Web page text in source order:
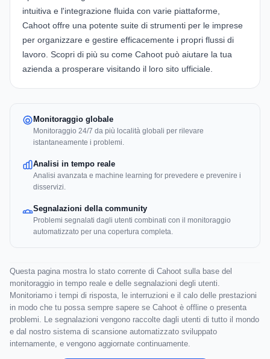
intuitiva e l'integrazione fluida con varie piattaforme,
Cahoot offre una potente suite di strumenti per le imprese
per organizzare e gestire efficacemente i propri flussi di
lavoro. Scopri di più su come Cahoot può aiutare la tua
azienda a prosperare visitando il loro sito ufficiale.
Monitoraggio globale
Monitoraggio 24/7 da più località globali per rilevare
istantaneamente i problemi.
Analisi in tempo reale
Analisi avanzata e machine learning for prevedere e prevenire i
disservizi.
Segnalazioni della community
Problemi segnalati dagli utenti combinati con il monitoraggio
automatizzato per una copertura completa.
Questa pagina mostra lo stato corrente di Cahoot sulla base del
monitoraggio in tempo reale e delle segnalazioni degli utenti.
Monitoriamo i tempi di risposta, le interruzioni e il calo delle prestazioni
in modo che tu possa sempre sapere se Cahoot è offline o presenta
problemi. Le segnalazioni vengono raccolte dagli utenti di tutto il mondo
e dal nostro sistema di scansione automatizzato sviluppato
internamente, e vengono aggiornate continuamente.